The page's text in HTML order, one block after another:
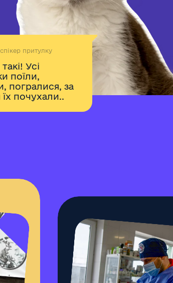
спікер притулку
Усі
поїли,
погралися, за
почухали..